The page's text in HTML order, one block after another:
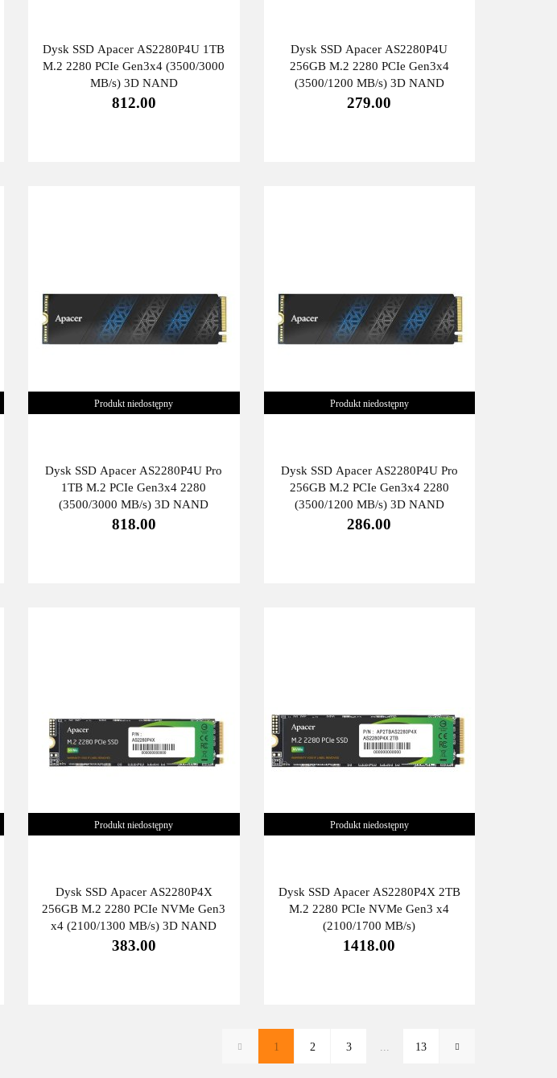
Dysk SSD Apacer AS2280P4U 1TB
M.2 2280 PCIe Gen3x4 (3500/3000
MB/s) 3D NAND
812.00
Dysk SSD Apacer AS2280P4U
256GB M.2 2280 PCIe Gen3x4
(3500/1200 MB/s) 3D NAND
279.00
Produkt niedostępny
Dysk SSD Apacer AS2280P4U Pro
1TB M.2 PCIe Gen3x4 2280
(3500/3000 MB/s) 3D NAND
818.00
Produkt niedostępny
Dysk SSD Apacer AS2280P4U Pro
256GB M.2 PCIe Gen3x4 2280
(3500/1200 MB/s) 3D NAND
286.00
Produkt niedostępny
Dysk SSD Apacer AS2280P4X
256GB M.2 2280 PCIe NVMe Gen3
x4 (2100/1300 MB/s) 3D NAND
383.00
Produkt niedostępny
Dysk SSD Apacer AS2280P4X 2TB
M.2 2280 PCIe NVMe Gen3 x4
(2100/1700 MB/s)
1418.00
1 2 3 13